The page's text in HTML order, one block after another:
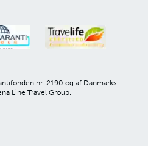
nr. 2190 og af Danmarks
Line Travel Group.